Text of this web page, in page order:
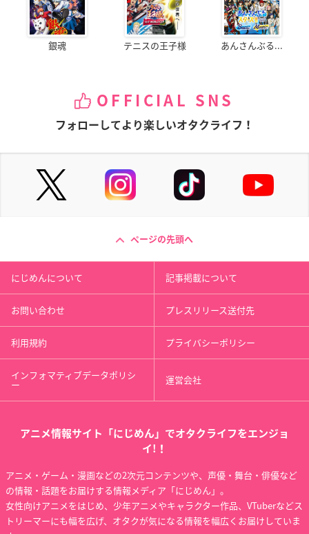
銀魂 テニスの王子様 あんさんぶる...
OFFICIAL SNS
フォローしてより楽しいオタクライフ！
ページの先頭へ
にじめんについて 記事掲載について
お問い合わせ プレスリリース送付先
利用規約 プライバシーポリシー
インフォマティブデータポリシ
ー 運営会社
アニメ情報サイト「にじめん」でオタクライフをエンジョ
イ!！
アニメ・ゲーム・漫画などの2次元コンテンツや、声優・舞台・俳優など
の情報・話題をお届けする情報メディア「にじめん」。
女性向けアニメをはじめ、少年アニメやキャラクター作品、VTuberなどス
トリーマーにも幅を広げ、オタクが気になる情報を幅広くお届けしていま